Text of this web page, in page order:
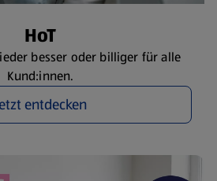
HoT
besser oder billiger für alle
Kund:innen.
entdecken